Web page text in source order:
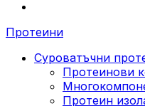
Протеини
Суроватъчни
Протеинови
Протеин